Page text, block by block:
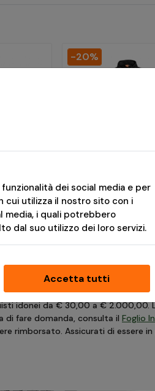
€ 5,00
-20%
€ 80,71
€
Divisa Militare
Nera - Pentagon
Disponibile
idonei da € 30,00 a € 2.000,00.
di fare domanda, consulta il Foglio
rimborsato. Assicurati di essere
dei social media e per
cui utilizza il nostro sito con i
media, i quali potrebbero
dal suo utilizzo dei loro servizi.
Accetta tutti